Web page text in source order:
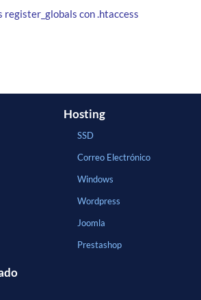
register_globals con .htaccess
Hosting
SSD
Correo Electrónico
Windows
Wordpress
Joomla
Prestashop